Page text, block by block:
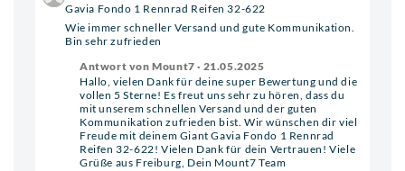
Gavia Fondo 1 Rennrad Reifen 32-622
Wie immer schneller Versand und gute Kommunikation.
Bin sehr zufrieden
Antwort von Mount7 · 21.05.2025
Hallo, vielen Dank für deine super Bewertung und die
vollen 5 Sterne! Es freut uns sehr zu hören, dass du
mit unserem schnellen Versand und der guten
Kommunikation zufrieden bist. Wir wünschen dir viel
Freude mit deinem Giant Gavia Fondo 1 Rennrad
Reifen 32-622! Vielen Dank für dein Vertrauen! Viele
Grüße aus Freiburg, Dein Mount7 Team